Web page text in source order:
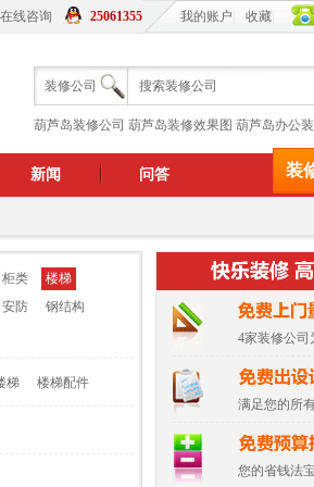
我的账户 收藏
在线咨询 25061355
装修公司
葫芦岛装修公司 葫芦岛装修效果图 葫芦岛办公
新闻 问答 装
柜类
楼梯
安防
钢结构
梯 楼梯配件
4家装修公司
满足您的所
您的省钱法宝